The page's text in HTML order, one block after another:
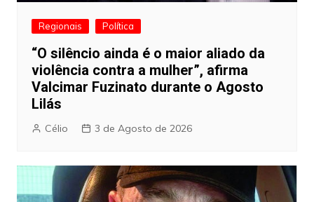
Regionais Política
“O silêncio ainda é o maior aliado da
violência contra a mulher”, afirma
Valcimar Fuzinato durante o Agosto
Lilás
Célio 3 de Agosto de 2026